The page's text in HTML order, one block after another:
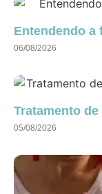
Entendendo
06/08/2026
Tratamento
05/08/2026